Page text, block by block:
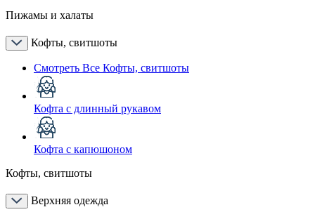
Пижамы и халаты
Кофты, свитшоты
Смотреть Все Кофты, свитшоты
Кофта с длинный рукавом
Кофта с капюшоном
Кофты, свитшоты
Верхняя одежда